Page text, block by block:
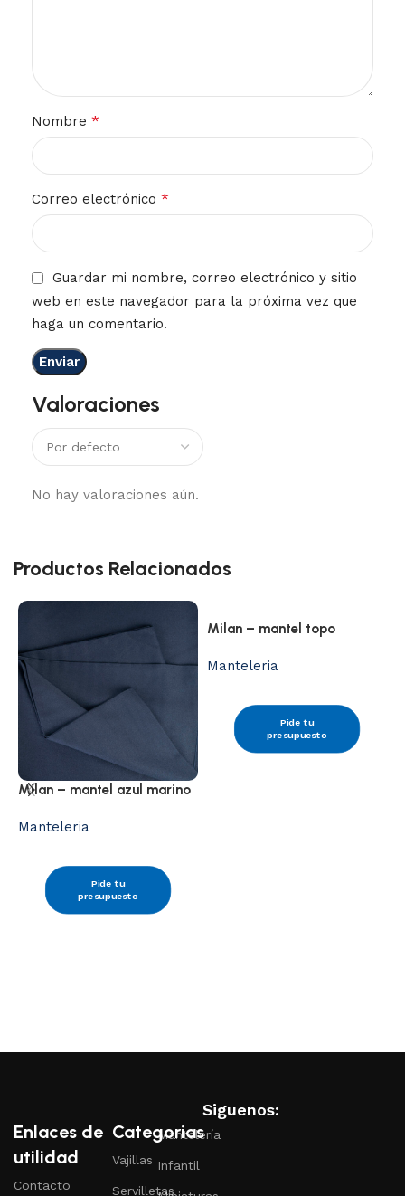
Valoraciones
No hay valoraciones aún.
Nombre *
Correo electrónico *
Guardar mi nombre, correo electrónico y sitio
web en este navegador para la próxima vez que
haga un comentario.
Productos Relacionados
Milan – mantel azul marino
Manteleria
Pide tu
presupuesto
Milan – mantel topo
Manteleria
Pide tu
presupuesto
Enlaces de
utilidad
Contacto
Categorias
Vajillas
Servilletas
Mantelería
Infantil
Siguenos: